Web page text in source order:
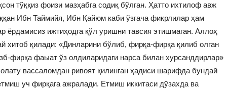
тўққиз фоизи мазҳабга содиқ бўлган. Ҳатто ихтилоф авж
Ибн Таймийя, Ибн Қайюм каби ўзгача фикрлилар ҳам
ёрдамисиз ижтиҳодга қўл уришни тавсия этишмаган. Аллоҳ
хитоб қилади: «Динларини бўлиб, фирқа-фирқа қилиб олган
фирқа фаыат ўз олдиларидаги нарса билан хурсанддирлар»
вассаломдан ривоят қилинган ҳадиси шарифда бундай
уч фирқага ажралади. Етмиш иккитаси дўзахда ва